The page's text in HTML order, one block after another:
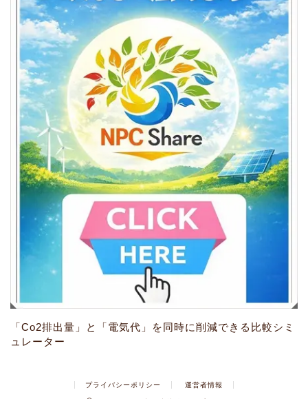
「Co2排出量」と「電気代」を同時に削減できる比較シミ
ュレーター
プライバシーポリシー 運営者情報